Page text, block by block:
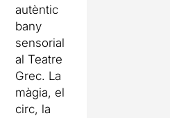
autèntic
bany
sensorial
al Teatre
Grec. La
màgia, el
circ, la